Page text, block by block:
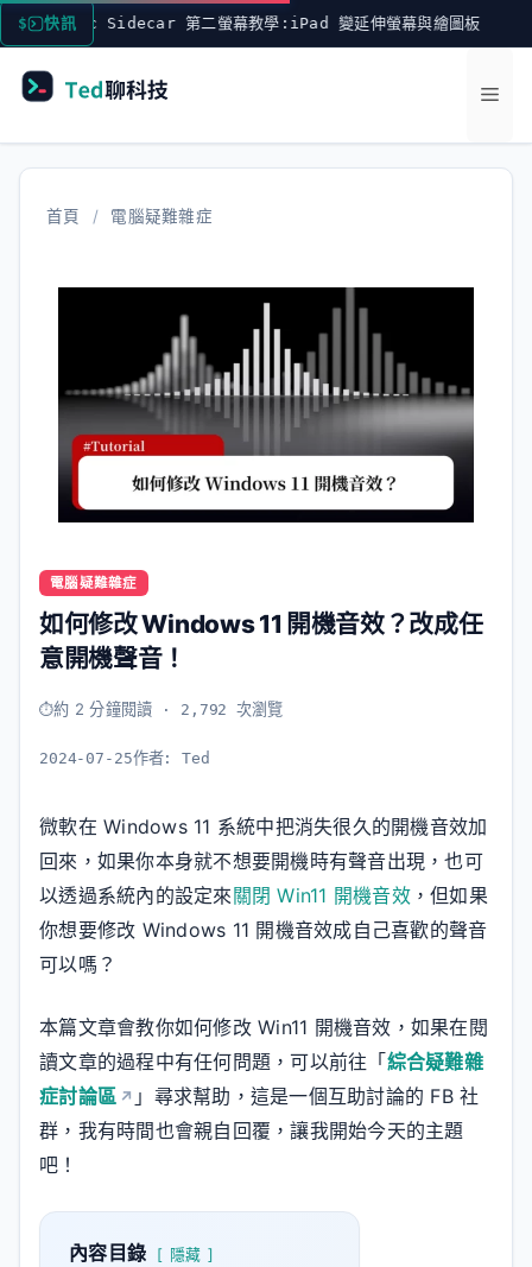
跳
至
快訊
Mac Sidecar 第二螢幕教學:iPad 變延伸螢幕與繪圖板
選
單
首頁 / 電腦疑難雜症
電腦疑難雜症
如何修改 Windows 11 開機音效？改成任
意開機聲音！
約 2 分鐘閱讀 · 2,792 次瀏覽
2024-07-25作者:Ted
微軟在 Windows 11 系統中把消失很久的開機音效加
回來，如果你本身就不想要開機時有聲音出現，也可
以透過系統內的設定來 關閉 Win11 開機音效，但如果
你想要修改 Windows 11 開機音效成自己喜歡的聲音
可以嗎？
本篇文章會教你如何修改 Win11 開機音效，如果在閱
讀文章的過程中有任何問題，可以前往「綜合疑難雜
症討論區
」尋求幫助，這是一個互助討論的 FB 社
群，我有時間也會親自回覆，讓我開始今天的主題
吧！
內容目錄 隱藏